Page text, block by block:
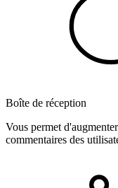
Boîte de réception
Vous permet
commentaires des